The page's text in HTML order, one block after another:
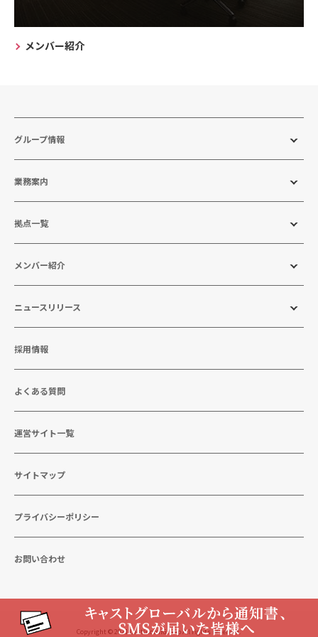
メンバー紹介
グループ情報
業務案内
拠点一覧
メンバー紹介
ニュースリリース
採用情報
よくある質問
運営サイト一覧
サイトマップ
プライバシーポリシー
お問い合わせ
Copyright © 2021 CastGlobalGroup All rights reserved.